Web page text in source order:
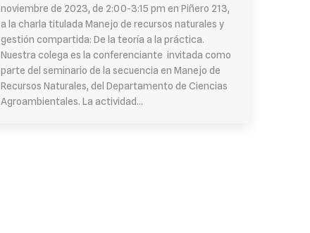
noviembre de 2023, de 2:00-3:15 pm en Piñero 213,
a la charla titulada Manejo de recursos naturales y
gestión compartida: De la teoría a la práctica.
Nuestra colega es la conferenciante invitada como
parte del seminario de la secuencia en Manejo de
Recursos Naturales, del Departamento de Ciencias
Agroambientales. La actividad…